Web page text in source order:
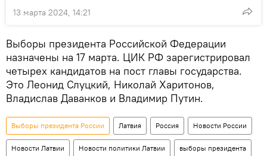
13 марта 2024, 14:21
Выборы президента Российской Федерации
назначены на 17 марта. ЦИК РФ зарегистрировал
четырех кандидатов на пост главы государства.
Это Леонид Слуцкий, Николай Харитонов,
Владислав Даванков и Владимир Путин.
Выборы президента России Латвия Россия Новости России
Новости Латвии Новости политики Латвии выборы президента